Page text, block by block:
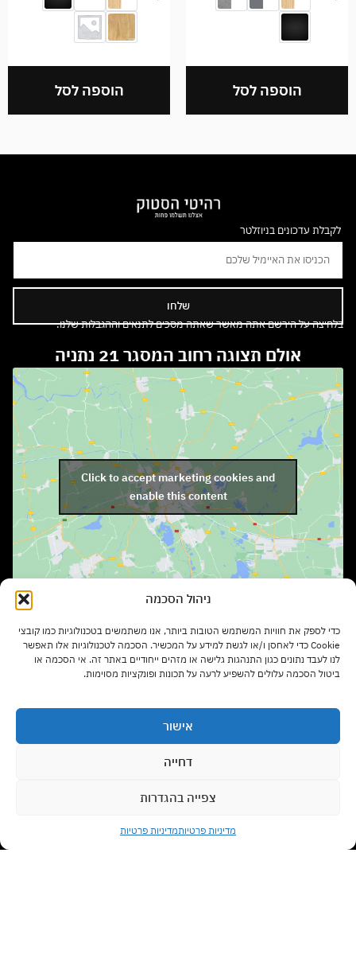
ניהול הסכמה
כדי לספק את חוויות המשתמש הטובות ביותר, אנו משתמשים בטכנולוגיות כמו קובצי
Cookie כדי לאחסן ו/או לגשת למידע על המכשיר. הסכמה לטכנולוגיות אלו תאפשר
לנו לעבד נתונים כגון התנהגות גלישה או מזהים ייחודיים באתר זה. אי הסכמה או
ביטול הסכמה עלולים להשפיע לרעה על תכונות ופונקציות מסוימות.
אישור
דחייה
צפייה בהגדרות
מדיניות פרטיותמדיניות פרטיות
הוספה לסל הוספה לסל
לקבלת עדכונים בניוזלטר
שלחו
בלחיצה על הירשם אתה מאשר שאתה מסכים לתנאים וההגבלות שלנו.
אולם תצוגה רחוב המסגר 21 נתניה
Click to accept marketing cookies and
enable this content
ימים א' – ה' בשעות 9:00 – 17:00
יום ו' בשעות 9:00 – 13:00